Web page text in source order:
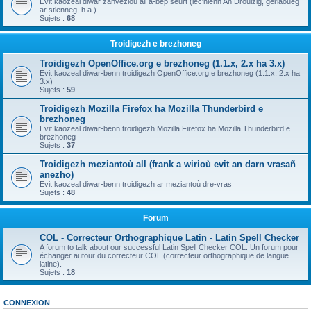
ar stlenneg, h.a.)
Sujets : 68
Troidigezh e brezhoneg
Troidigezh OpenOffice.org e brezhoneg (1.1.x, 2.x ha 3.x)
Evit kaozeal diwar-benn troidigezh OpenOffice.org e brezhoneg (1.1.x, 2.x ha
3.x)
Sujets : 59
Troidigezh Mozilla Firefox ha Mozilla Thunderbird e
brezhoneg
Evit kaozeal diwar-benn troidigezh Mozilla Firefox ha Mozilla Thunderbird e
brezhoneg
Sujets : 37
Troidigezh meziantoù all (frank a wirioù evit an darn vrasañ
anezho)
Evit kaozeal diwar-benn troidigezh ar meziantoù dre-vras
Sujets : 48
Forum
COL - Correcteur Orthographique Latin - Latin Spell Checker
A forum to talk about our successful Latin Spell Checker COL. Un forum pour
échanger autour du correcteur COL (correcteur orthographique de langue
latine).
Sujets : 18
CONNEXION